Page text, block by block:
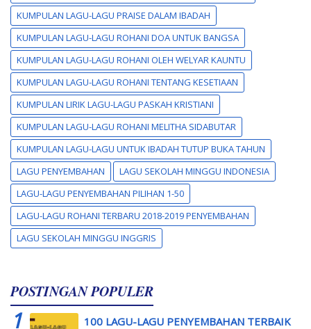
KUMPULAN LAGU-LAGU PRAISE DALAM IBADAH
KUMPULAN LAGU-LAGU ROHANI DOA UNTUK BANGSA
KUMPULAN LAGU-LAGU ROHANI OLEH WELYAR KAUNTU
KUMPULAN LAGU-LAGU ROHANI TENTANG KESETIAAN
KUMPULAN LIRIK LAGU-LAGU PASKAH KRISTIANI
KUMPULAN LAGU-LAGU ROHANI MELITHA SIDABUTAR
KUMPULAN LAGU-LAGU UNTUK IBADAH TUTUP BUKA TAHUN
LAGU PENYEMBAHAN
LAGU SEKOLAH MINGGU INDONESIA
LAGU-LAGU PENYEMBAHAN PILIHAN 1-50
LAGU-LAGU ROHANI TERBARU 2018-2019 PENYEMBAHAN
LAGU SEKOLAH MINGGU INGGRIS
POSTINGAN POPULER
100 LAGU-LAGU PENYEMBAHAN TERBAIK